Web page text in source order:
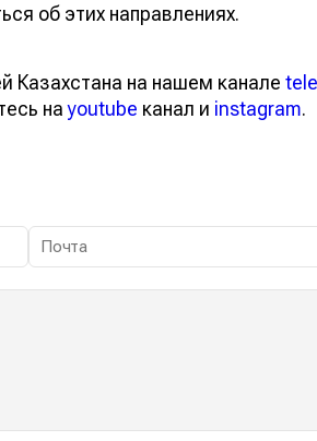
об этих направлениях.
Казахстана на нашем канале
наyoutube канал и instagram.